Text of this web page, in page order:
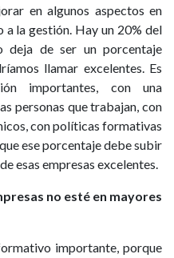
en algunos aspectos en
la gestión. Hay un 20% del
deja de ser un porcentaje
llamar excelentes. Es
importantes, con una
personas que trabajan, con
con políticas formativas
ese porcentaje debe subir
esas empresas excelentes.
no esté en mayores
importante, porque